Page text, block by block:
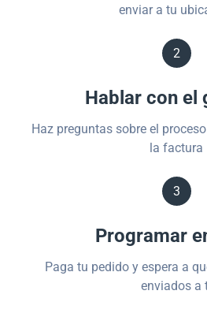
enviar a tu
2
Hablar con el
Haz preguntas sobre el
la factura
3
Programar
Paga tu pedido y espera a
enviados a